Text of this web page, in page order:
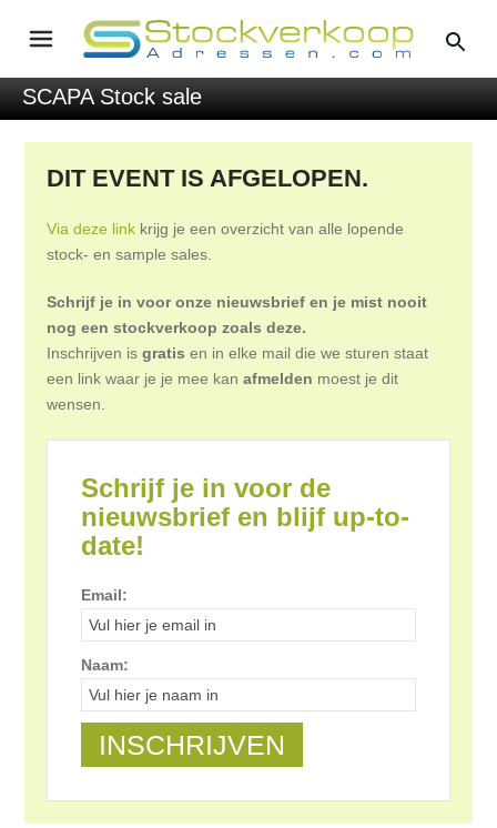
SCAPA Stock sale
DIT EVENT IS AFGELOPEN.
Via deze link krijg je een overzicht van alle lopende
stock- en sample sales.
Schrijf je in voor onze nieuwsbrief en je mist nooit
nog een stockverkoop zoals deze.
Inschrijven isgratis en in elke mail die we sturen staat
een link waar je je mee kanafmelden moest je dit
wensen.
Schrijf je in voor de
nieuwsbrief en blijf up-to-
date!
Email:
Naam: